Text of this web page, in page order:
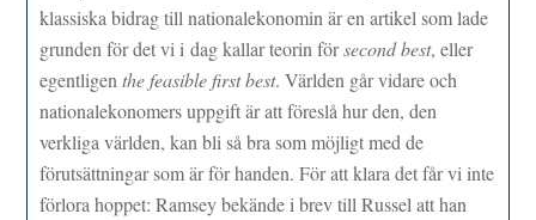
klassiska bidrag till nationalekonomin är en artikel som lade
grunden för det vi i dag kallar teorin försecond best, eller
egentligenthe feasible first best. Världen går vidare och
nationalekonomers uppgift är att föreslå hur den, den
verkliga världen, kan bli så bra som möjligt med de
förutsättningar som är för handen. För att klara det får vi inte
förlora hoppet: Ramsey bekände i brev till Russel att han